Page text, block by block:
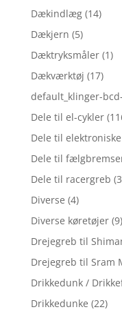
Dækindlæg (14)
Dækjern (5)
Dæktryksmåler (1)
Dækværktøj (17)
default_klinger-
Dele til el-cykler
Dele til
Dele til
Dele til racergreb
Diverse (4)
Diverse køretøjer (9)
Drejegreb til
Drejegreb til Sram
Drikkedunk /
Drikkedunke (22)